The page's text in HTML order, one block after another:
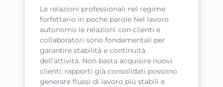
Le relazioni professionali nel regime
forfettario in poche parole Nel lavoro
autonomo le relazioni con clienti e
collaboratori sono fondamentali per
garantire stabilità e continuità
dell’attività. Non basta acquisire nuovi
clienti: rapporti già consolidati possono
generare flussi di lavoro più stabili e